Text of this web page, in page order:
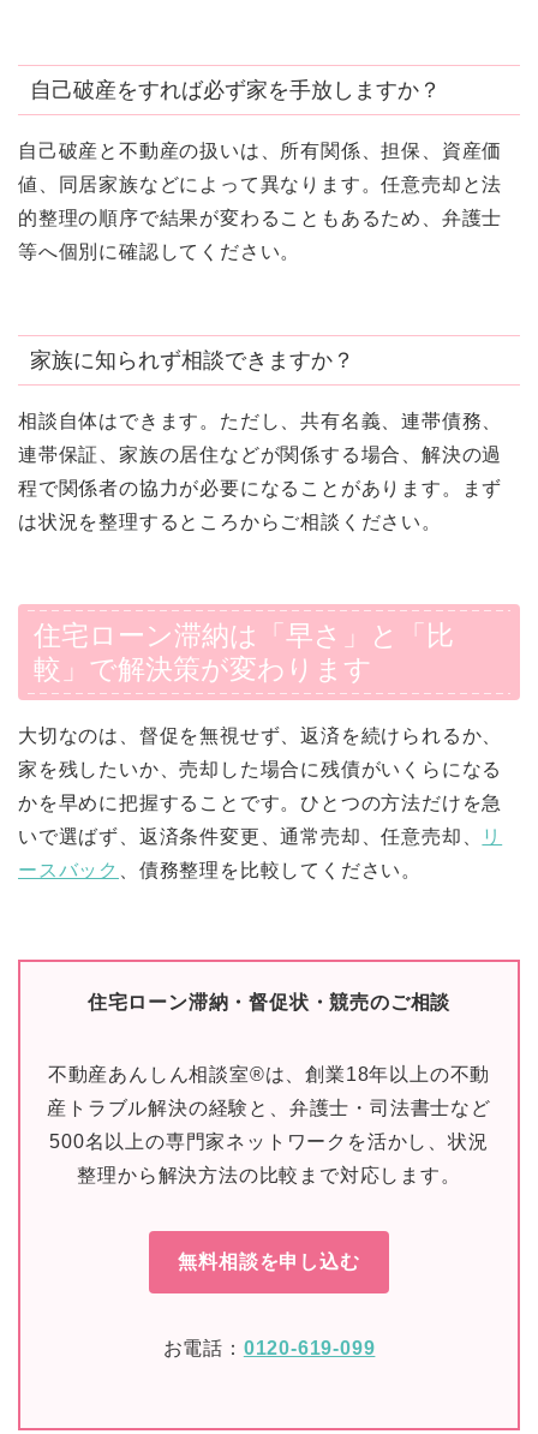
自己破産をすれば必ず家を手放しますか？
自己破産と不動産の扱いは、所有関係、担保、資産価
値、同居家族などによって異なります。任意売却と法
的整理の順序で結果が変わることもあるため、弁護士
等へ個別に確認してください。
家族に知られず相談できますか？
相談自体はできます。ただし、共有名義、連帯債務、
連帯保証、家族の居住などが関係する場合、解決の過
程で関係者の協力が必要になることがあります。まず
は状況を整理するところからご相談ください。
住宅ローン滞納は「早さ」と「比
較」で解決策が変わります
大切なのは、督促を無視せず、返済を続けられるか、
家を残したいか、売却した場合に残債がいくらになる
かを早めに把握することです。ひとつの方法だけを急
いで選ばず、返済条件変更、通常売却、任意売却、
リ
ースバック
、債務整理を比較してください。
住宅ローン滞納・督促状・競売のご相談
不動産あんしん相談室®は、創業18年以上の不動
産トラブル解決の経験と、弁護士・司法書士など
500名以上の専門家ネットワークを活かし、状況
整理から解決方法の比較まで対応します。
無料相談を申し込む
お電話： 0120-619-099